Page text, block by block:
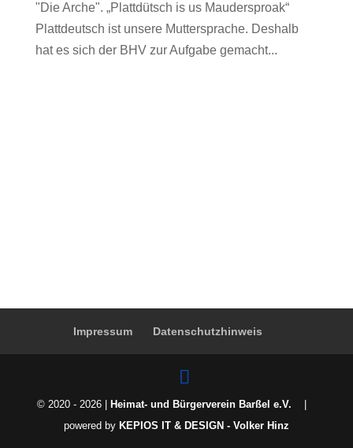
"Die Arche". „Plattdütsch is us Maudersproak“
Plattdeutsch ist unsere Muttersprache. Deshalb
hat es sich der BHV zur Aufgabe gemacht...
Impressum Datenschutzhinweis
© 2020 - 2026 | Heimat- und Bürgerverein Barßel e.V.
powered by KEPIOS IT & DESIGN - Volker Hinz